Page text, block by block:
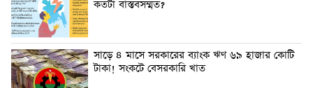
কতটা বাস্তবসম্মত?
সাড়ে ৪ মাসে সরকারের ব্যাংক ঋণ ৬৯ হাজার কোটি
টাকা! সংকটে বেসরকারি খাত